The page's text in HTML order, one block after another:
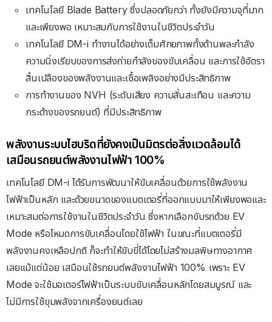
เทคโนโลยี Blade Battery ซึ่งปลอดภัยกว่า ทั้งยังมีความจุที่มาก
และเพียงพอ เหมาะสมกับการใช้งานในชีวิตประจำวัน
เทคโนโลยี DM-i ทำงานได้อย่างเต็มศักยภาพทั้งด้านพละกำลัง
ความนิ่งเรียบของการส่งถ่ายกำลังของขับเคลื่อน และการใช้อัตรา
สิ้นเปลืองของพลังงานและเชื้อเพลิงอย่างมีประสิทธิภาพ
การทำงานของ NVH (ระดับเสียง ความสั่นสะเทือน และความ
กระด้างของรถยนต์) ที่มีประสิทธิภาพ
พลังงานระบบไฮบริดที่ยังคงเป็นมิตรต่อสิ่งแวดล้อมได้
เสมือนรถยนต์พลังงานไฟฟ้า 100%
เทคโนโลยี DM-i ได้รับการพัฒนาให้ขับเคลื่อนด้วยการใช้พลังงาน
ไฟฟ้าเป็นหลัก และด้วยขนาดของแบตเตอรี่ที่ออกแบบมาให้เพียงพอและ
เหมาะสมต่อการใช้งานในชีวิตประจำวัน ซึ่งหากเลือกขับรถด้วย EV
Mode หรือโหมดการขับเคลื่อนโดยใช้ไฟฟ้า ในขณะที่แบตเตอรี่มี
พลังงานคงเหลือปกติ ก็จะทำให้ขับขี่ได้โดยไม่สร้างมลพิษทางอากาศ
เลยแม้แต่น้อย เสมือนใช้รถยนต์พลังงานไฟฟ้า 100% เพราะ EV
Mode จะใช้มอเตอร์ไฟฟ้าเป็นระบบขับเคลื่อนหลักโดยสมบูรณ์ และ
ไม่มีการใช้ขุมพลังจากเครื่องยนต์เลย